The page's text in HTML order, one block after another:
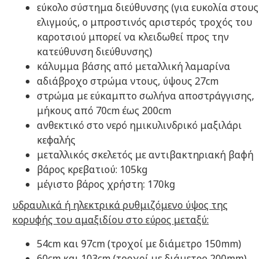
εύκολο σύστημα διεύθυνσης (για ευκολία στους
ελιγμούς, ο μπροστινός αριστερός τροχός του
καροτσιού μπορεί να κλειδωθεί προς την
κατεύθυνση διεύθυνσης)
κάλυμμα βάσης από μεταλλική λαμαρίνα
αδιάβροχο στρώμα ντους, ύψους 27cm
στρώμα με εύκαμπτο σωλήνα αποστράγγισης,
μήκους από 70cm έως 200cm
ανθεκτικό στο νερό ημικυλινδρικό μαξιλάρι
κεφαλής
μεταλλικός σκελετός με αντιβακτηριακή βαφή
βάρος κρεβατιού: 105kg
μέγιστο βάρος χρήστη: 170kg
υδραυλικά ή ηλεκτρικά ρυθμιζόμενο ύψος της
κορυφής του αμαξιδίου στο εύρος μεταξύ:
54cm και 97cm (τροχοί με διάμετρο 150mm)